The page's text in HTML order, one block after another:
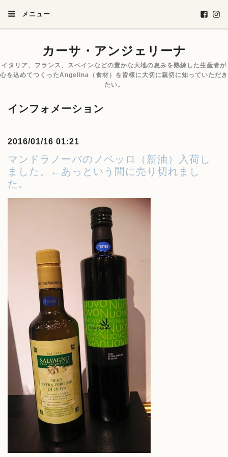
メニュー
カーサ・アンジェリーナ
イタリア、フランス、スペインなどの豊かな大地の恵みを熟練した生産者が
心を込めてつくったAngelina（食材）を皆様に大切に親切に知っていただき
たい。
インフォメーション
2016/01/16 01:21
マンドラノーバのノベッロ（新油）入荷し
ました。←あっという間に売り切れまし
た。